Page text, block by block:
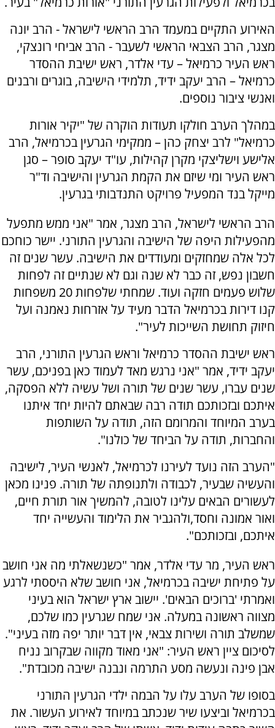
האירוע התקיים במעמד הרב הראשי לישראל - הרב יונה
מצגר, הרב הצבאי הראשי לשעבר - הרב אביחי רונצקי,
ראש העיר כרמיאל – עדי אלדר, ראש ישיבת ההסדר
כרמיאל – הרב יעקב ידיד, תלמידי הישיבה, בוגרים ורבנים
ואנשי ציבור נוספים.
במהלך הערב חולקו תעודות הוקרה של "יקיר אורות
כרמיאל" לרב יצחק כהן – ממקימי הגרעין בכרמיאל, הרב
אלישע וישליצקי מקרן קהילות, עו"ד יעקב סופר – סגן
ראש העיר ומי שיזם את הקמת הגרעין והישיבה וד"ר
מייקל בנד המפעיל פרויקט התנדבותי בגרעין.
הרב הראשי לישראל, הרב מצגר, אמר "אני ממש מתפעל
מהפעילות היפה של הישיבה והגרעין התורני. יישר כוחכם
לכל אלה שמחזקים ומעודדים את הישיבה. עשר שנים זה
חשבון נפש, זה כבר לא שנה וגם לא שנתיים זה לפחות
שלוש פעמים חזקה ועוד. שמחתי שלפחות 20 משפחות
קנו דירות בכרמיאל הדבר מעיד על אזרחות נאמנה ועל
חיזוק תחושת השייכות לעיר".
ראש ישיבת ההסדר כרמיאל וראש הגרעין התורני, הרב
יעקב ידיד, אמר "אני נרגש מאד לעמוד כאן בפניכם, עשר
שנים עברו, עשר שנים של תורה ושל עשיה ללא הפסקה,
איתכם ובזכותכם תודה רבה שבאתם להיות יחד איתנו
בערב המיוחד והמרומם הזה, תודה על השותפות
והחברות, תודה על הביחד של כולנו".
"הערב הזה נועד לעירנו לכרמיאל, לאנשי העיר, לישיבה
והעשיה שבעיר, לכבודה ולתנופתה של תורה. פנינו מכאן
לעשורים הבאים עלינו לטובה, להמשיך אור תורת חיים,
ואור אמונה וחסד,ולהגביר את הלימוד והעשייה יחד
איתכם, ובזכותכם".
ראש העיר, מר עדי אלדר, אמר "כשנשאלתי מה אני חושב
על פתיחת ישיבה בכרמיאל, אני חושב שלא היססתי לרגע
ואמרתי 'ברוכים הבאים'. יישוב ארץ ישראל הוא בעיני
מצווה ראשונה במעלה. אני שמח שגרעין כמו שלכם,
שמשלב תורה ושירות צבאי, אין דבר יותר יפה מזה בעיני".
לסיכום ציין ראש העיר: "אני מאוד מקווה שבקרוב נניח
אבן פינה ונעשה מסע התרמה ונבנה ישיבה מכובדת".
בסופו של הערב עלו על הבמה ילדי הגרעין התורני
בכרמיאל וביצעו שיר שנכתב במיוחד לאירוע העשור. את